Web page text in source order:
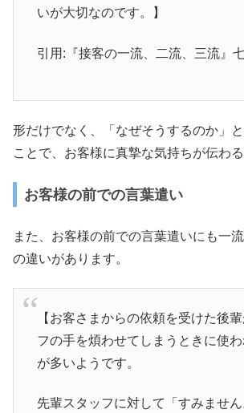
いが大切なのです。】
引用:『接客の一流、二流、三流』
形だけでなく、「なぜそうするのか」と
ことで、お客様に真摯な気持ちが伝わる
お客様の前での言葉遣い
また、お客様の前での言葉遣いにも一
の違いがあります。
【お客さまからの依頼を受けた後
フの手を煩わせてしまうときに使
が多いようです。
先輩スタッフに対して「すみませ